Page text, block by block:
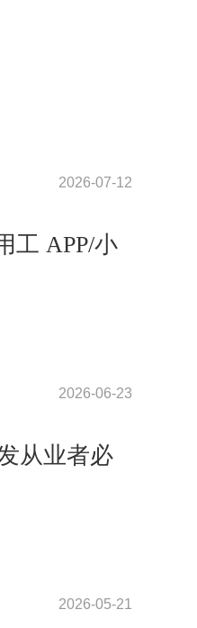
2026-07-12
工 APP/小
2026-06-23
从业者必
2026-05-21